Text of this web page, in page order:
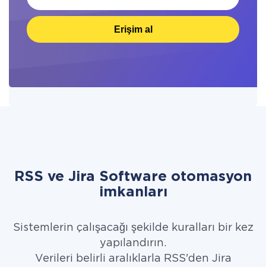
Erişim al
RSS ve Jira Software otomasyon
imkanları
Sistemlerin çalışacağı şekilde kuralları bir kez
yapılandırın.
Verileri belirli aralıklarla RSS'den Jira